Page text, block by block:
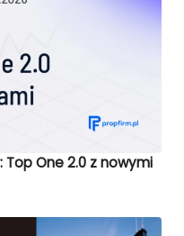
Top One 2.0 z nowymi